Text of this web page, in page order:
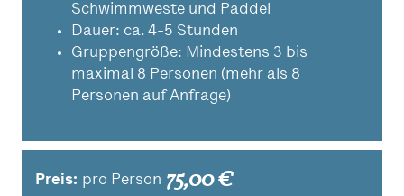
Schwimmweste und Paddel
Dauer: ca. 4-5 Stunden
Gruppengröße: Mindestens 3 bis
maximal 8 Personen (mehr als 8
Personen auf Anfrage)
Preis: pro Person 75,00 €